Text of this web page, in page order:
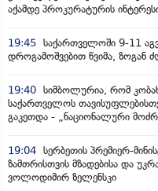
აქამდე პროკურატურის
19:45 საქართველოში 9-11
დროგამოშვებით წვიმა, ზოგან
19:40 სიმბოლურია, რომ
საქართველოს
გაკეთდა - „ნაციონალური
19:04 სერბეთის პრემიერ-
ზამთრისთვის მზადებისა და
ვოლოდიმირ ზელენსკი